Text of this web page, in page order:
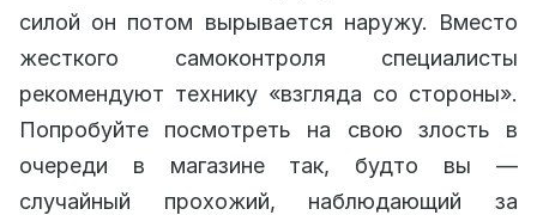
силой он потом вырывается наружу. Вместо
жесткого самоконтроля специалисты
рекомендуют технику «взгляда со стороны».
Попробуйте посмотреть на свою злость в
очереди в магазине так, будто вы —
случайный прохожий, наблюдающий за